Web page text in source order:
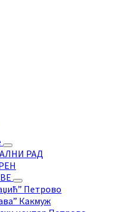
РАД
Петрово
Какмуж